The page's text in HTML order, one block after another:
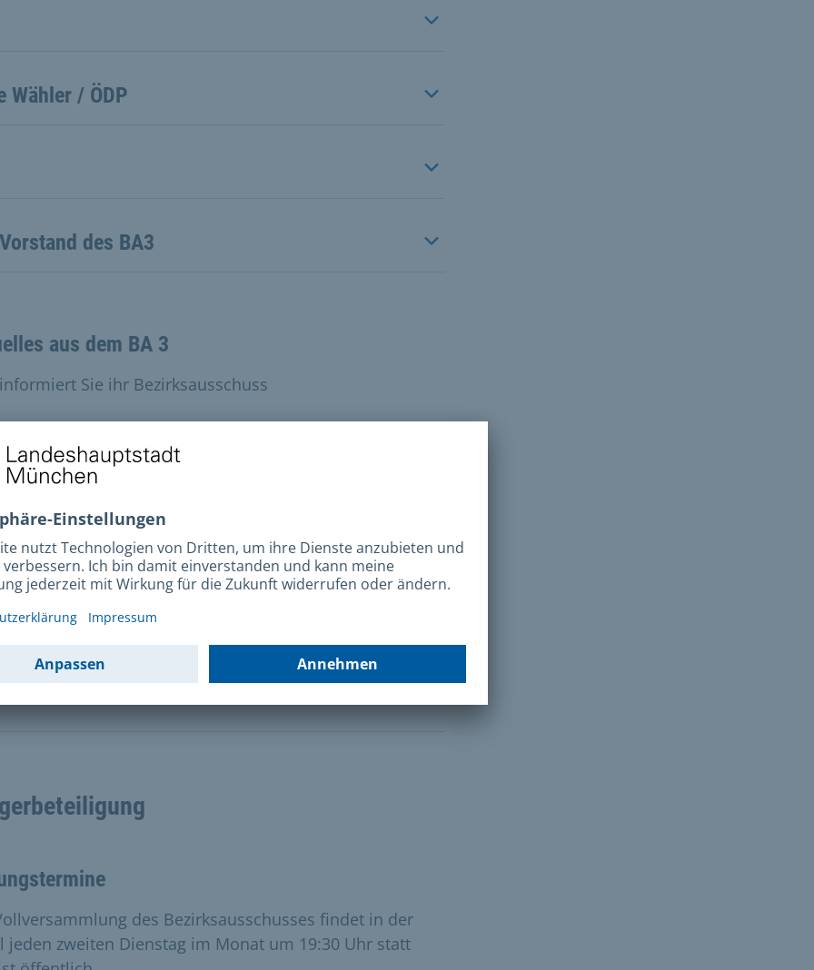
Wähler / ÖDP
des BA3
aus dem BA 3
Sie ihr Bezirksausschuss
Bezirksausschüsse verfügen über ein eigenes
mit dem sie Projekte und Vereine im Stadtteil fördern
einbringen
des Bezirksausschusses findet in der
jeden zweiten Dienstag im Monat um 19:30 Uhr statt